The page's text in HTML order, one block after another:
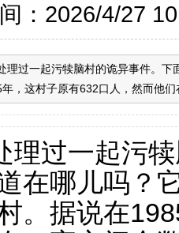
：2026/4/27
理过一起污犊脑村的诡异事件。
，这村子原有632口人，然而他
理过一起污
在哪儿吗？
。据说在